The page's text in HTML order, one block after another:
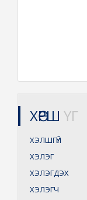
ХӨРШ ҮГ
ХЭЛШГҮЙ
ХЭЛЭГ
ХЭЛЭГДЭХ
ХЭЛЭГЧ